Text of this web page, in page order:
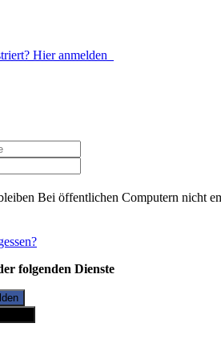
Hier anmelden
Bei öffentlichen Computern nicht
folgenden Dienste